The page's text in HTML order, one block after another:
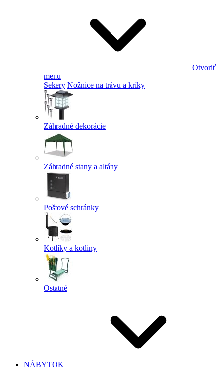
Otvoriť
menu
Sekery Nožnice na trávu a kríky
Záhradné dekorácie
Záhradné stany a altány
Poštové schránky
Kotlíky a kotliny
Ostatné
NÁBYTOK